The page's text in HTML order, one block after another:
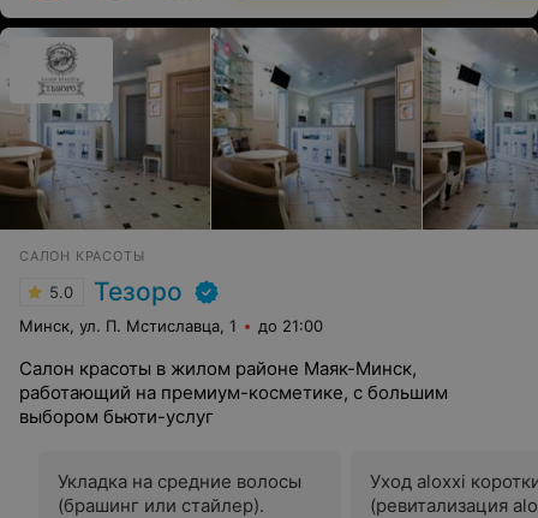
САЛОН КРАСОТЫ
5.0 Тезоро
Минск, ул. П. Мстиславца, 1 до 21:00
Салон красоты в жилом районе Маяк-Минск,
работающий на премиум-косметике, с большим
выбором бьюти-услуг
Укладка на средние волосы
(брашинг или стайлер).
Уход aloxxi
(ревитализация